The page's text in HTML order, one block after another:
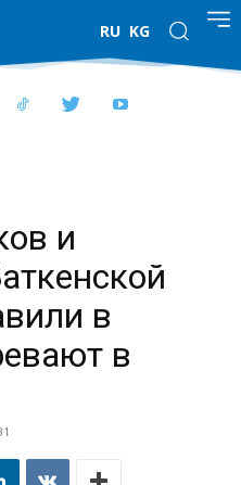
RU KG
и
в
в